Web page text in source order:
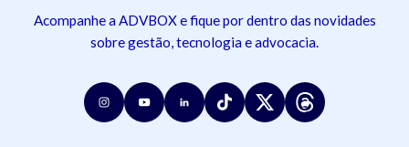
Acompanhe a ADVBOX e fique por dentro das novidades
sobre gestão, tecnologia e advocacia.